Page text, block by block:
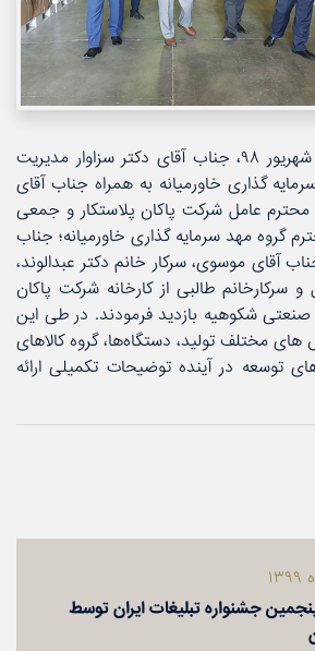
روز پنج شنبه مورخ ۱۴ شهریور ۹۸، جناب آقای دكتر سزاوار مدیریت
گذاری خاورمیانه به همراه جناب آقای
عامل شركت پاكان پلاستكار و جمعی
گروه مهد سرمایه گذاری خاورمیانه؛ جناب
آقای موسوی، سركار خانم دكتر عبدالوند،
سركارخانم طالبی از كارخانه شركت پاكان
صنعتی شكوهیه بازدید فرمودند. در طی این
مختلف تولید، دستگاه‌ها، گروه كالاهای
توسعه در آینده توضیحات تكمیلی ارائه
جشنواره تبلیغات ایران توسط